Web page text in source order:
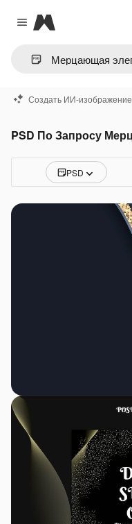
Close menu
Magnific
Создать ИИ-изображение
PSD